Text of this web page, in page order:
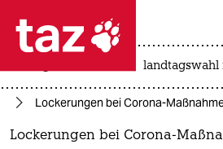
 taz zahl ich
taz zahl ich
landtagswahl
Lockerungen bei Corona-
Lockerungen bei Corona-